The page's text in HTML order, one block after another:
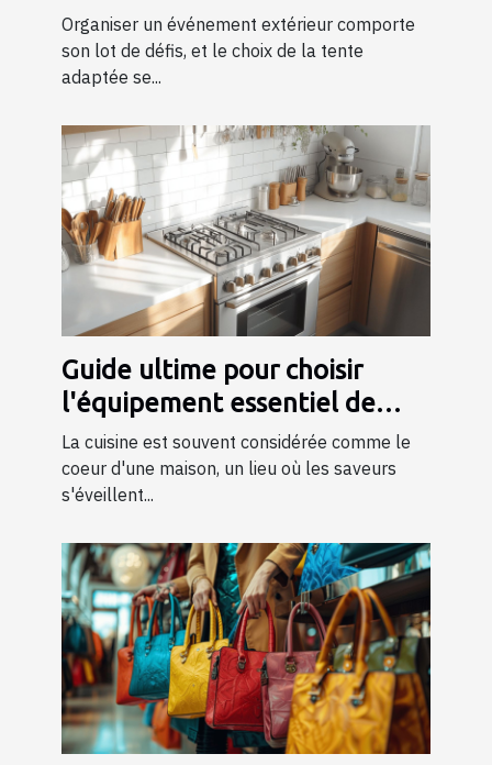
événement ?
Organiser un événement extérieur comporte
son lot de défis, et le choix de la tente
adaptée se...
Guide ultime pour choisir
l'équipement essentiel de
cuisine
La cuisine est souvent considérée comme le
coeur d'une maison, un lieu où les saveurs
s'éveillent...